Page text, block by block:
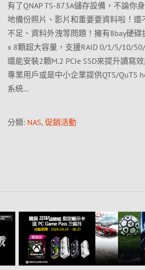
有了QNAP TS-873A儲存設備，不論你
地備份照片、影片和重要要資料啦！還
不足、資料外洩等問題！擁有8bay硬碟
x 8顆超大容量，支援RAID 0/1/5/10/
還能安裝2顆M.2 PCIe SSD來提升讀寫
專業用戶或是中小企業提供QTS/QuTS
系統…
分類: NAS, 促銷活動